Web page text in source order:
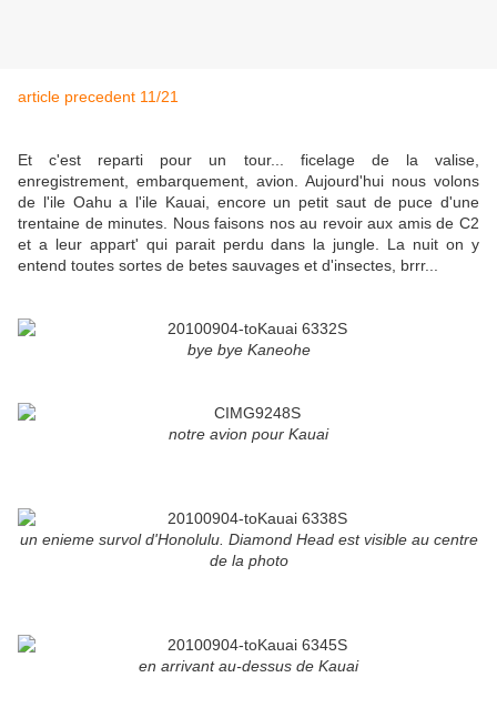
article precedent 11/21
Et c'est reparti pour un tour... ficelage de la valise,
enregistrement, embarquement, avion. Aujourd'hui nous volons
de l'ile Oahu a l'ile Kauai, encore un petit saut de puce d'une
trentaine de minutes. Nous faisons nos au revoir aux amis de C2
et a leur appart' qui parait perdu dans la jungle. La nuit on y
entend toutes sortes de betes sauvages et d'insectes, brrr...
bye bye Kaneohe
notre avion pour Kauai
un enieme survol d'Honolulu. Diamond Head est visible au centre
de la photo
en arrivant au-dessus de Kauai